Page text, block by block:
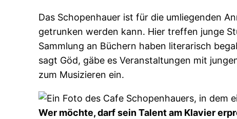
Das Schopenhauer ist für die umliegenden
getrunken werden kann. Hier treffen junge
Sammlung an Büchern haben literarisch
sagt Göd, gäbe es Veranstaltungen mit
zum Musizieren ein.
Wer möchte, darf sein Talent am Klavier